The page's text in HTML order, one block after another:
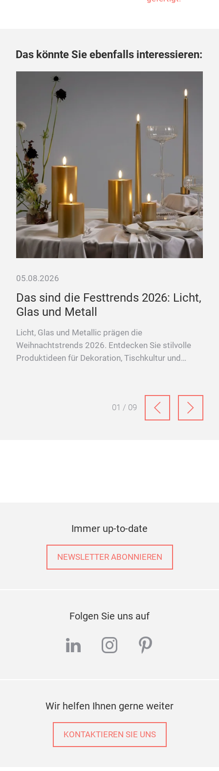
Das könnte Sie ebenfalls interessieren:
05.08.2026
Das sind die Festtrends 2026: Licht,
Glas und Metall
Licht, Glas und Metallic prägen die
Weihnachtstrends 2026. Entdecken Sie stilvolle
Produktideen für Dekoration, Tischkultur und
01 / 09
Immer up-to-date
NEWSLETTER ABONNIEREN
Folgen Sie uns auf
linkedininstagram
pinterest
Wir helfen Ihnen gerne weiter
KONTAKTIEREN SIE UNS